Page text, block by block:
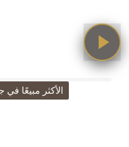
الأكثر مبيعًا